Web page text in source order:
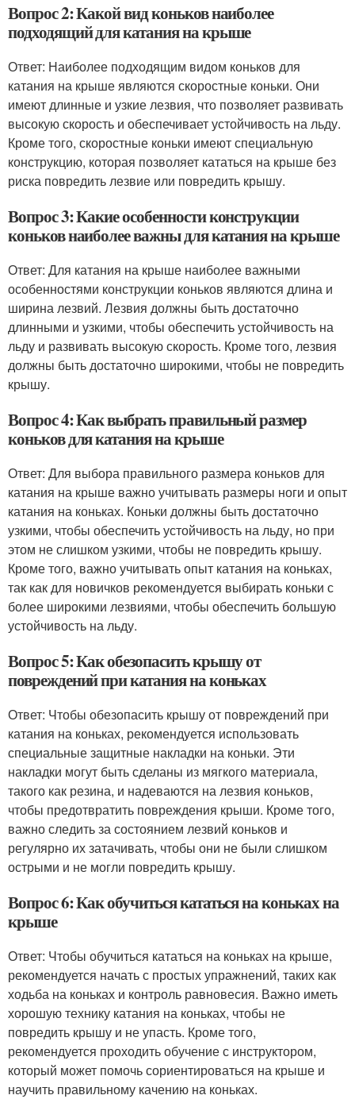
Вопрос 2: Какой вид коньков наиболее
подходящий для катания на крыше
Ответ: Наиболее подходящим видом коньков для
катания на крыше являются скоростные коньки. Они
имеют длинные и узкие лезвия, что позволяет развивать
высокую скорость и обеспечивает устойчивость на льду.
Кроме того, скоростные коньки имеют специальную
конструкцию, которая позволяет кататься на крыше без
риска повредить лезвие или повредить крышу.
Вопрос 3: Какие особенности конструкции
коньков наиболее важны для катания на крыше
Ответ: Для катания на крыше наиболее важными
особенностями конструкции коньков являются длина и
ширина лезвий. Лезвия должны быть достаточно
длинными и узкими, чтобы обеспечить устойчивость на
льду и развивать высокую скорость. Кроме того, лезвия
должны быть достаточно широкими, чтобы не повредить
крышу.
Вопрос 4: Как выбрать правильный размер
коньков для катания на крыше
Ответ: Для выбора правильного размера коньков для
катания на крыше важно учитывать размеры ноги и опыт
катания на коньках. Коньки должны быть достаточно
узкими, чтобы обеспечить устойчивость на льду, но при
этом не слишком узкими, чтобы не повредить крышу.
Кроме того, важно учитывать опыт катания на коньках,
так как для новичков рекомендуется выбирать коньки с
более широкими лезвиями, чтобы обеспечить большую
устойчивость на льду.
Вопрос 5: Как обезопасить крышу от
повреждений при катания на коньках
Ответ: Чтобы обезопасить крышу от повреждений при
катания на коньках, рекомендуется использовать
специальные защитные накладки на коньки. Эти
накладки могут быть сделаны из мягкого материала,
такого как резина, и надеваются на лезвия коньков,
чтобы предотвратить повреждения крыши. Кроме того,
важно следить за состоянием лезвий коньков и
регулярно их затачивать, чтобы они не были слишком
острыми и не могли повредить крышу.
Вопрос 6: Как обучиться кататься на коньках на
крыше
Ответ: Чтобы обучиться кататься на коньках на крыше,
рекомендуется начать с простых упражнений, таких как
ходьба на коньках и контроль равновесия. Важно иметь
хорошую технику катания на коньках, чтобы не
повредить крышу и не упасть. Кроме того,
рекомендуется проходить обучение с инструктором,
который может помочь сориентироваться на крыше и
научить правильному качению на коньках.